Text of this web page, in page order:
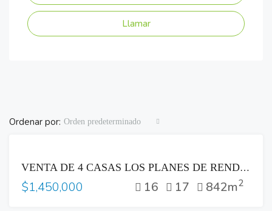
Llamar
Ordenar por: Orden predeterminado
VENTA DE 4 CASAS LOS PLANES DE RENDEROS
$1,450,000 16 17 842m2